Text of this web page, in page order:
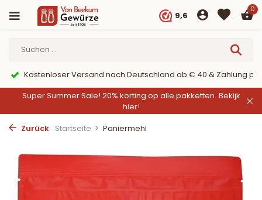
9,6
0
PayPal
9,6/10 Webwinkelkeur ✔
Super Summer Sale! 20% korting op alle pakketten. Bekijk
hier!
Zurück Startseite Paniermehl